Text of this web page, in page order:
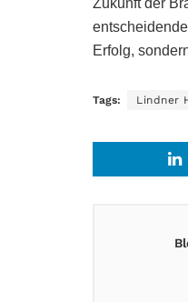
Zukunft der
Erfolg,
Tags: Lindner